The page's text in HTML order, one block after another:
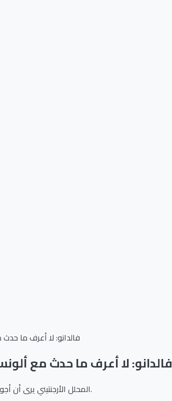
فالدانو: لا أعرف ما حدث
فالدانو: لا أعرف ما حدث مع
المحلل الأرجنتيني يرى أن أجواء الفريق تغيّرت ذهنيًا بعد فوز فياريال ويشيد بتدخل أربيلوا.